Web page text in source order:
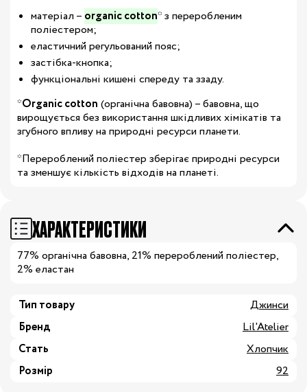
матеріал – organic cotton* з переробленим
поліестером;
еластичний регульований пояс;
застібка-кнопка;
функціональні кишені спереду та ззаду.
*Organic cotton (органічна бавовна) – бавовна, що
вирощується без використання шкідливих хімікатів та
згубного впливу на природні ресурси планети.
*Перероблений поліестер зберігає природні ресурси
та зменшує кількість відходів на планеті.
ХАРАКТЕРИСТИКИ
77% органічна бавовна, 21% перероблений поліестер,
2% еластан
Тип товару
Джинси
Бренд
Lil'Atelier
Стать
Хлопчик
Розмір
92